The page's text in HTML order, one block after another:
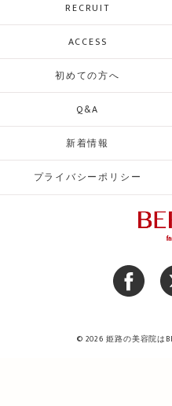
RECRUIT
ACCESS
初めての方へ
Q&A
新着情報
プライバシーポリシー
© 2026 姫路の美容院は